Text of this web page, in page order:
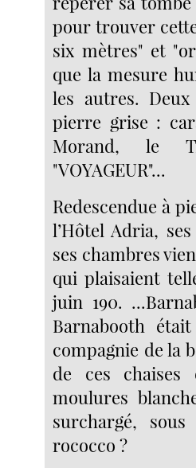
pour trouver
six mètres" et
que la mesure
les autres.
pierre grise :
Morand, le
"VOYAGEUR"...
Redescendue à
l’Hôtel Adria,
ses chambres
qui plaisaient
juin 190.
Barnabooth
compagnie de la
de ces chaises
moulures
surchargé,
rococco ?